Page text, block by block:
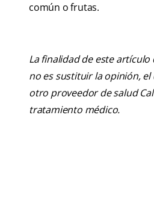
común o frutas.
La finalidad de este
no es sustituir la opinión,
otro proveedor de salud
tratamiento médico.